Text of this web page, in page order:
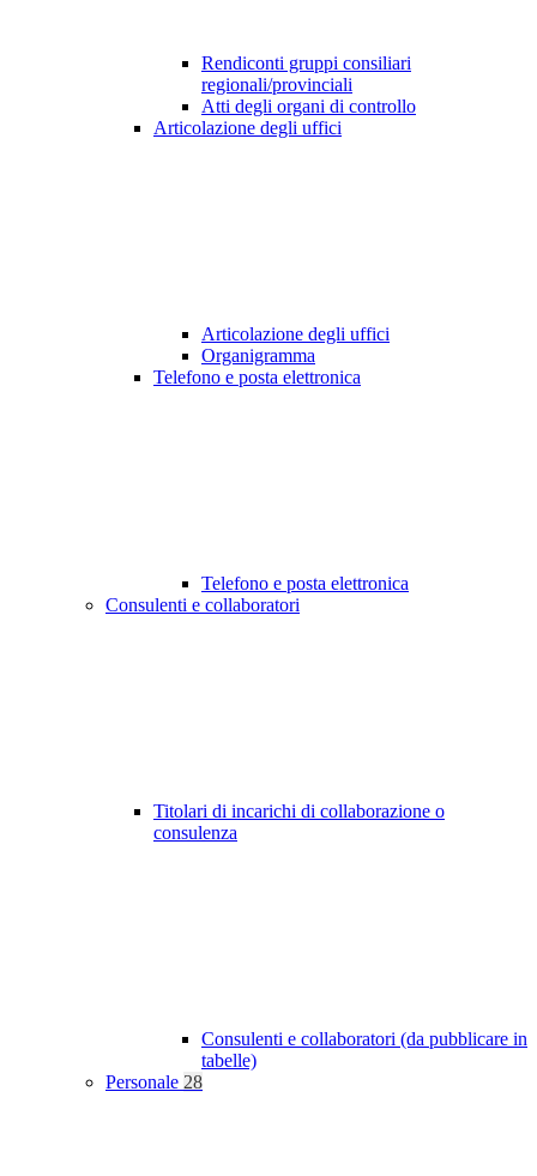
Rendiconti gruppi consiliari
regionali/provinciali
Atti degli organi di controllo
Articolazione degli uffici
Articolazione degli uffici
Organigramma
Telefono e posta elettronica
Telefono e posta elettronica
Consulenti e collaboratori
Titolari di incarichi di collaborazione o
consulenza
Consulenti e collaboratori (da pubblicare in
tabelle)
Personale 28